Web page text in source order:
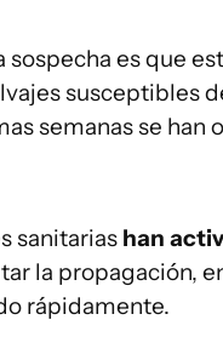
sospecha es que
susceptibles
semanas se han
sanitarias han
la propagación,
rápidamente.